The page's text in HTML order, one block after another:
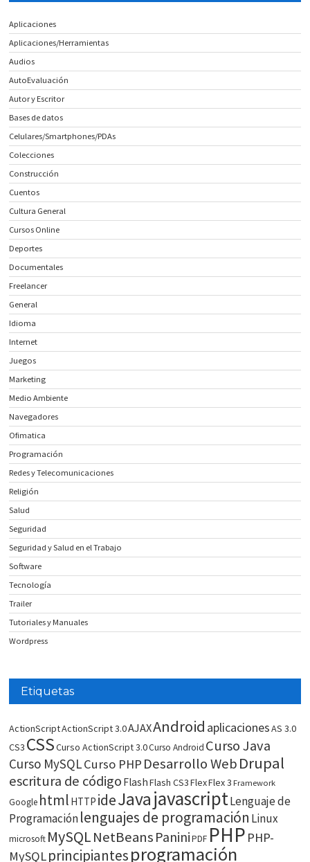
Aplicaciones
Aplicaciones/Herramientas
Audios
AutoEvaluación
Autor y Escritor
Bases de datos
Celulares/Smartphones/PDAs
Colecciones
Construcción
Cuentos
Cultura General
Cursos Online
Deportes
Documentales
Freelancer
General
Idioma
Internet
Juegos
Marketing
Medio Ambiente
Navegadores
Ofimatica
Programación
Redes y Telecomunicaciones
Religión
Salud
Seguridad
Seguridad y Salud en el Trabajo
Software
Tecnología
Trailer
Tutoriales y Manuales
Wordpress
Etiquetas
ActionScriptActionScript 3.0AJAXAndroid aplicacionesAS 3.0
CS3 CSSCurso ActionScript 3.0Curso Android Curso Java
Curso MySQLCurso PHP Desarrollo WebDrupal
escritura de código FlashFlash CS3FlexFlex 3 Framework
Google html HTTP ideJavajavascriptLenguaje de
Programaciónlenguajes de programación Linux
microsoft MySQLNetBeans Panini PDF PHP PHP-
MySQLprincipiantesprogramación